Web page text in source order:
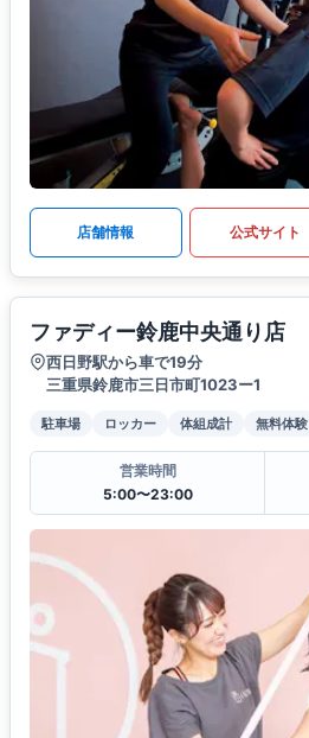
店舗情報 公式サイト
ファディー鈴鹿中央通り店
西日野駅から車で19分
三重県鈴鹿市三日市町1023ー1
駐車場 ロッカー 体組成計 無料体験
営業時間
5:00〜23:00